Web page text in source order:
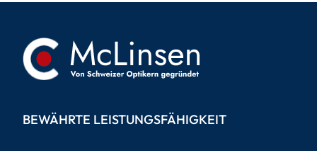
BEWÄHRTE LEISTUNGSFÄHIGKEIT